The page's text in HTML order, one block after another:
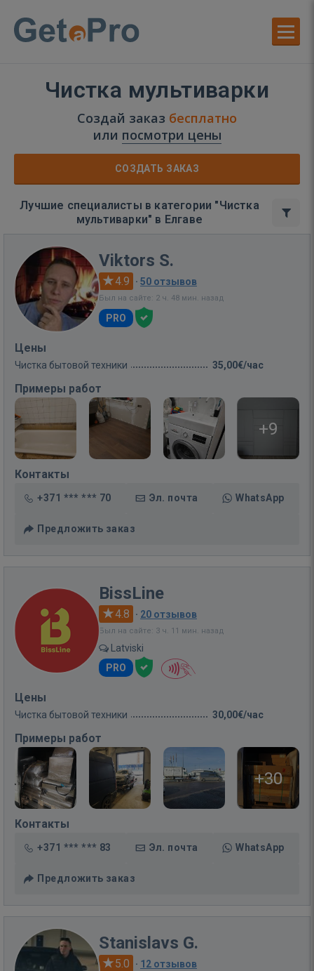
Чистка мультиварки
Создай заказ бесплатно
или посмотри цены
СОЗДАТЬ ЗАКАЗ
Лучшие специалисты в категории "Чистка
мультиварки" в Елгаве
Viktors S.
4.9 · 50 отзывов
Был на сайте: 2 ч. 48 мин. назад
PRO
Цены
Чистка бытовой техники 35,00€/час
Примеры работ
+9
Контакты
+371 *** *** 70 Эл. почта WhatsApp
Предложить заказ
BissLine
4.8 · 20 отзывов
Был на сайте: 3 ч. 11 мин. назад
Latviski
PRO
Цены
Чистка бытовой техники 30,00€/час
Примеры работ
+30
Контакты
+371 *** *** 83 Эл. почта WhatsApp
Предложить заказ
Stanislavs G.
5.0 · 12 отзывов